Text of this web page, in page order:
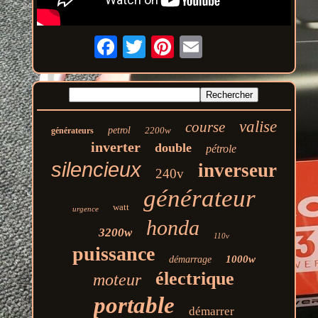
générateurs petrol 2200w course valise
inverter double pétrole
silencieux 240v inverseur
urgence watt générateur
3200w honda 110v
puissance démarrage 1000w
moteur électrique
portable démarrer